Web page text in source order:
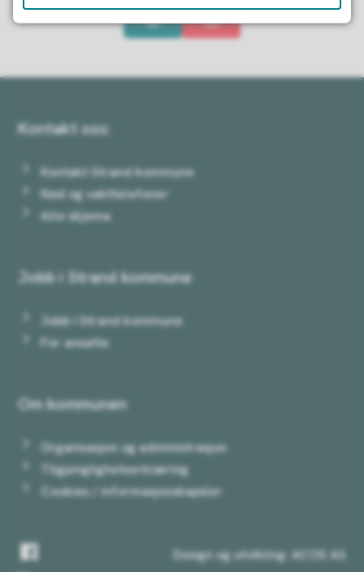
Ja Nei
Kontakt oss:
Kontakt Strand kommune
Nød og vakttelefoner
Alle skjema
Jobb i Strand kommune
Jobb i Strand kommune
For ansatte
Om kommunen
Organisasjon og administrasjon
Tilgjenglighetserklæring
Cookies / informasjonskapsler
Facebook Design og utvikling: ACOS AS